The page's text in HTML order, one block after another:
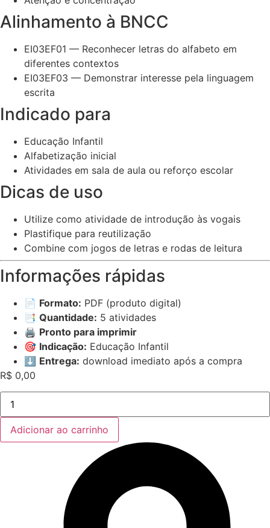
Alinhamento à BNCC
EI03EF01 — Reconhecer letras do alfabeto em
diferentes contextos
EI03EF03 — Demonstrar interesse pela linguagem
escrita
Indicado para
Educação Infantil
Alfabetização inicial
Atividades em sala de aula ou reforço escolar
Dicas de uso
Utilize como atividade de introdução às vogais
Plastifique para reutilização
Combine com jogos de letras e rodas de leitura
Informações rápidas
📄 Formato: PDF (produto digital)
📑 Quantidade: 5 atividades
🖨️ Pronto para imprimir
🎯 Indicação: Educação Infantil
⬇️ Entrega: download imediato após a compra
R$ 0,00
Vogal
–
Atividades
Lúdicas
Adicionar ao carrinho